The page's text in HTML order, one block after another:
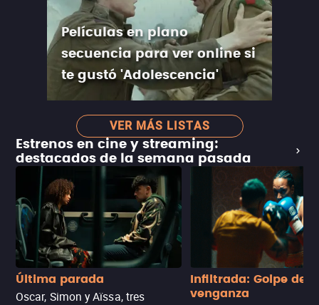
Películas en plano
secuencia para ver online si
te gustó 'Adolescencia'
VER MÁS LISTAS
Estrenos en cine y streaming:
destacados de la semana pasada
Última parada
Oscar, Simon y Aïssa, tres
Infiltrada: Golpe de
venganza